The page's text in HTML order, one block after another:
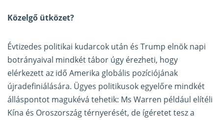
Közelgő ütközet?
Évtizedes politikai kudarcok után és Trump elnök napi
botrányaival mindkét tábor úgy érezheti, hogy
elérkezett az idő Amerika globális pozíciójának
újradefiniálására. Ügyes politikusok egyelőre mindkét
álláspontot magukévá tehetik: Ms Warren például elítéli
Kína és Oroszország térnyerését, de ígéretet tesz a